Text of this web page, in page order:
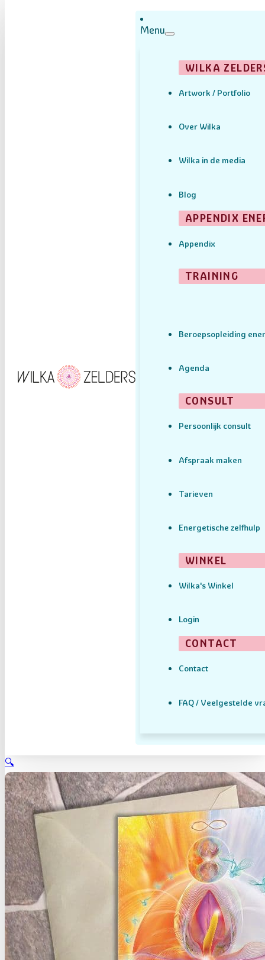
Menu
WILKA
Artwork / Portfolio
Over Wilka
Wilka in de media
Blog
APPENDIX
Appendix
TRAINING
Beroepsopleiding
Agenda
CONSULT
Persoonlijk consult
Afspraak maken
Tarieven
Energetische zelfhulp
WINKEL
Wilka's Winkel
Login
CONTACT
Contact
FAQ / Veelgestelde
🔍